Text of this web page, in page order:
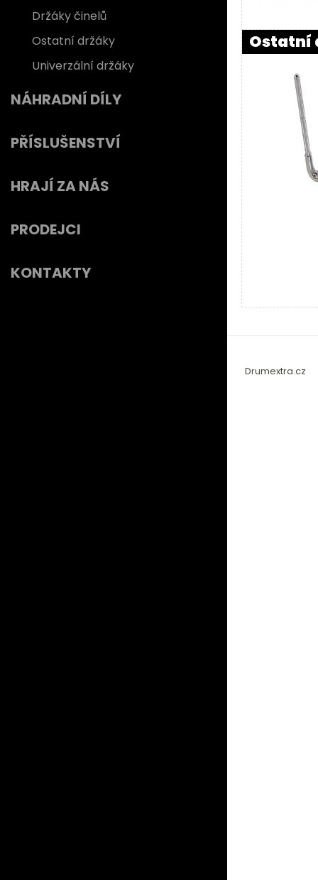
Držáky činelů
Ostatní držáky
Univerzální držáky
NÁHRADNÍ DÍLY
PŘÍSLUŠENSTVÍ
HRAJÍ ZA NÁS
PRODEJCI
KONTAKTY
Ostatní
Drumextra.cz